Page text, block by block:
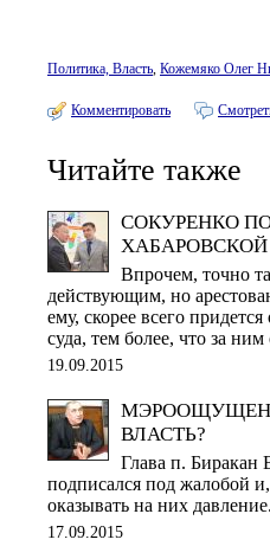
Политика, Власть, Кожемяко Олег
Комментировать
Читайте также
СОКУРЕНКО
Впрочем, точно
действующим, но
ему, скорее всего
суда, тем более, что за
19.09.2015
ВЛАСТЬ?
Глава п. Биракан
подписался под жалобой
оказывать на них
17.09.2015